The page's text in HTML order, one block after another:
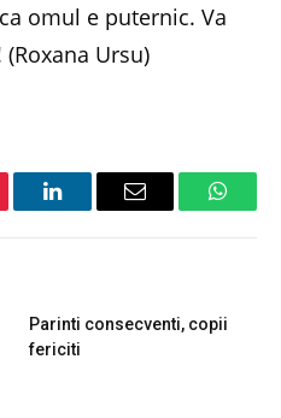
omul e puternic. Va
Ursu)
LinkedInEmail
Parinti consecventi, copii
fericiti